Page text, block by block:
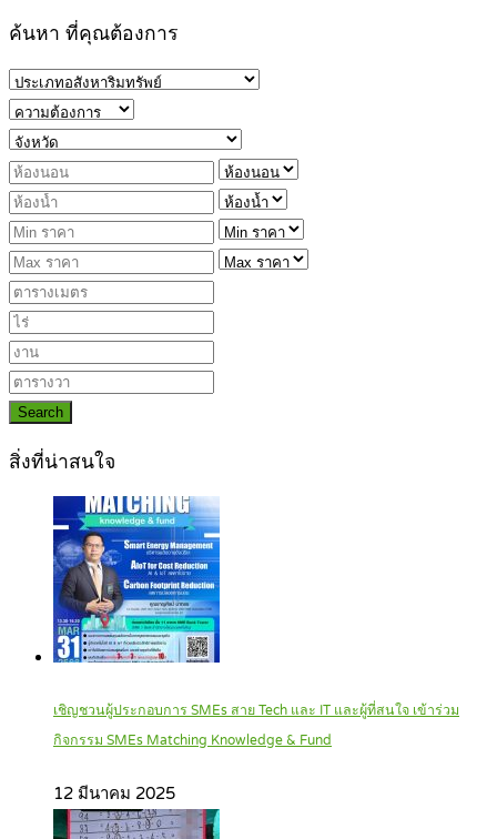
ค้นหา ที่คุณต้องการ
Search
สิ่งที่น่าสนใจ
เชิญชวนผู้ประกอบการ SMEs สาย Tech และ IT และผู้ที่สนใจ เข้าร่วม
กิจกรรม SMEs Matching Knowledge & Fund
12 มีนาคม 2025